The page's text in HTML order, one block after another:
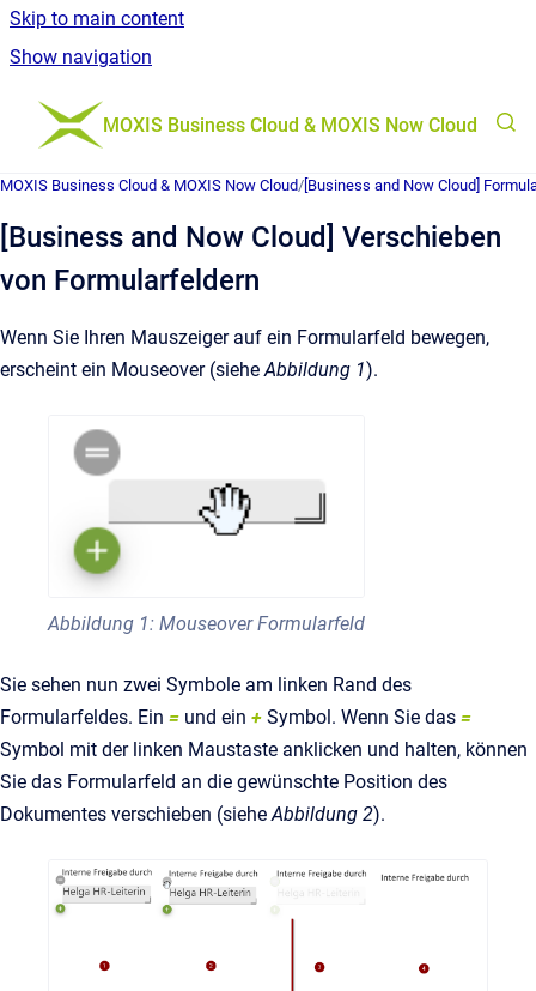
Skip to main content
Show navigation
Go to homepage
MOXIS Business Cloud & MOXIS Now Cloud
MOXIS Business Cloud & MOXIS Now Cloud/ [Business and Now Cloud]
[Business and Now Cloud] Verschieben
von Formularfeldern
Wenn Sie Ihren Mauszeiger auf ein Formularfeld bewegen,
erscheint ein Mouseover (sieheAbbildung 1).
Abbildung 1: Mouseover Formularfeld
Sie sehen nun zwei Symbole am linken Rand des
Formularfeldes. Ein = und ein + Symbol. Wenn Sie das =
Symbol mit der linken Maustaste anklicken und halten, können
Sie das Formularfeld an die gewünschte Position des
Dokumentes verschieben (siehe Abbildung 2).